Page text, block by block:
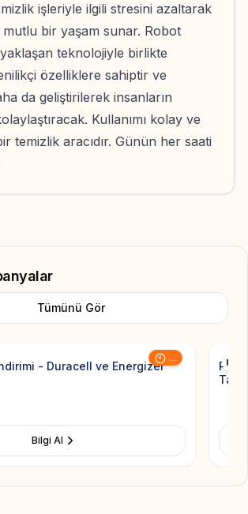
işleriyle ilgili stresini azaltarak
bir yaşam sunar. Robot
teknolojiyle birlikte
özelliklere sahiptir ve
da geliştirilerek insanların
Kullanımı kolay ve
temizlik aracıdır. Günün her saati
Tümünü Gör
...
Add to
- Duracell ve Energizer
Bilgi Al